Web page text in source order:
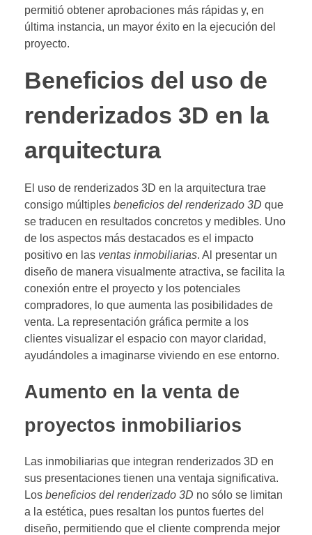
permitió obtener aprobaciones más rápidas y, en
última instancia, un mayor éxito en la ejecución del
proyecto.
Beneficios del uso de
renderizados 3D en la
arquitectura
El uso de renderizados 3D en la arquitectura trae
consigo múltiples beneficios del renderizado 3D que
se traducen en resultados concretos y medibles. Uno
de los aspectos más destacados es el impacto
positivo en las ventas inmobiliarias. Al presentar un
diseño de manera visualmente atractiva, se facilita la
conexión entre el proyecto y los potenciales
compradores, lo que aumenta las posibilidades de
venta. La representación gráfica permite a los
clientes visualizar el espacio con mayor claridad,
ayudándoles a imaginarse viviendo en ese entorno.
Aumento en la venta de
proyectos inmobiliarios
Las inmobiliarias que integran renderizados 3D en
sus presentaciones tienen una ventaja significativa.
Los beneficios del renderizado 3D no sólo se limitan
a la estética, pues resaltan los puntos fuertes del
diseño, permitiendo que el cliente comprenda mejor